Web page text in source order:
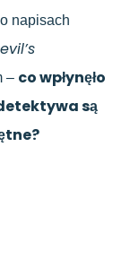
napisach
– co wpłynęło
są